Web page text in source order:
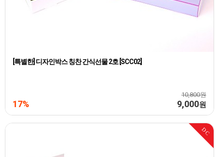
[특별한] 디자인박스 칭찬 간식선물 2호 [SCC02]
10,800원
17% 9,000원
DC